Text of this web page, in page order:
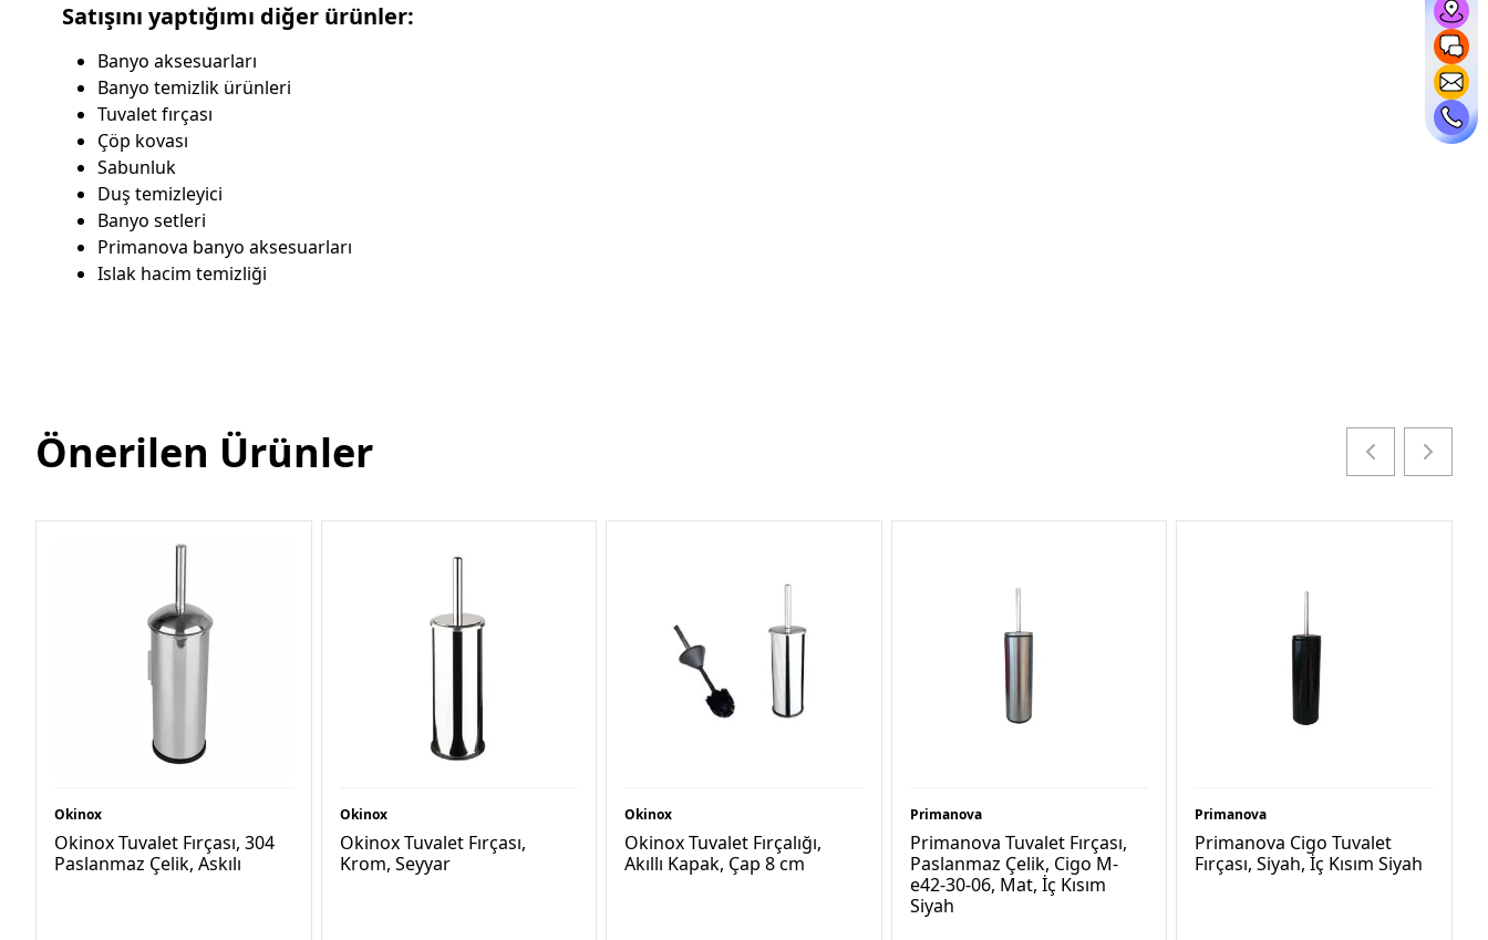
Satışını yaptığımı diğer ürünler:
Banyo aksesuarları
Banyo temizlik ürünleri
Tuvalet fırçası
Çöp kovası
Sabunluk
Duş temizleyici
Banyo setleri
Primanova banyo aksesuarları
Islak hacim temizliği
Önerilen Ürünler
Okinox
Okinox Tuvalet Fırçası, 304
Paslanmaz Çelik, Askılı
Okinox
Okinox Tuvalet Fırçası,
Krom, Seyyar
Okinox
Okinox Tuvalet Fırçalığı,
Akıllı Kapak, Çap 8 cm
Primanova
Primanova Tuvalet Fırçası,
Paslanmaz Çelik, Cigo M-
e42-30-06, Mat, İç Kısım
Siyah
Primanova
Primanova Cigo Tuvalet
Fırçası, Siyah, İç Kısım Siyah